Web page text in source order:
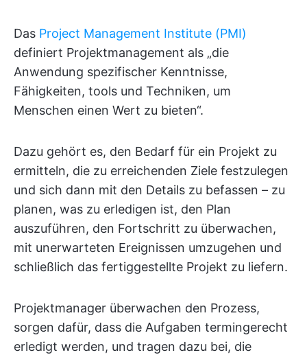
Das Project Management Institute (PMI)
definiert Projektmanagement als „die
Anwendung spezifischer Kenntnisse,
Fähigkeiten, tools und Techniken, um
Menschen einen Wert zu bieten“.
Dazu gehört es, den Bedarf für ein Projekt zu
ermitteln, die zu erreichenden Ziele festzulegen
und sich dann mit den Details zu befassen – zu
planen, was zu erledigen ist, den Plan
auszuführen, den Fortschritt zu überwachen,
mit unerwarteten Ereignissen umzugehen und
schließlich das fertiggestellte Projekt zu liefern.
Projektmanager überwachen den Prozess,
sorgen dafür, dass die Aufgaben termingerecht
erledigt werden, und tragen dazu bei, die